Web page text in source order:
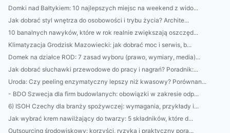
Domki nad Bałtykiem: 10 najlepszych miejsc na weekend z wido...
Jak dobrać styl wnętrza do osobowości i trybu życia? Archite...
10 banalnych nawyków, które w rok realnie zwiększają oszczęd...
Klimatyzacja Grodzisk Mazowiecki: jak dobrać moc i serwis, b...
Domek na działce ROD: 7 zasad wyboru (prawo, wymiary, media)...
Jak dobrać słuchawki przewodowe do pracy i nagrań? Poradnik:...
Uroda: Czy peeling enzymatyczny lepszy niż kwasowy? Porównan...
- BDO Szwecja dla firm budowlanych: obowiązki w zakresie odp...
6) ISOH Czechy dla branży spożywczej: wymagania, przykłady i...
Jak wybrać krem nawilżający do twarzy: 5 składników, które d...
Outsourcing środowiskowy: korzyści, ryzyka i praktyczny pora...